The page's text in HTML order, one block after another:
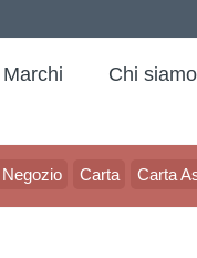
Marchi Chi siamo
Negozio Carta Carta